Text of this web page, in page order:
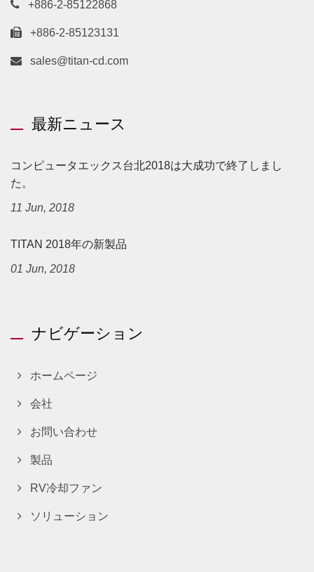
+886-2-85122868
+886-2-85123131
sales@titan-cd.com
最新ニュース
コンピュータエックス台北2018は大成功で終了しまし
た。
11 Jun, 2018
TITAN 2018年の新製品
01 Jun, 2018
ナビゲーション
ホームページ
会社
お問い合わせ
製品
RV冷却ファン
ソリューション